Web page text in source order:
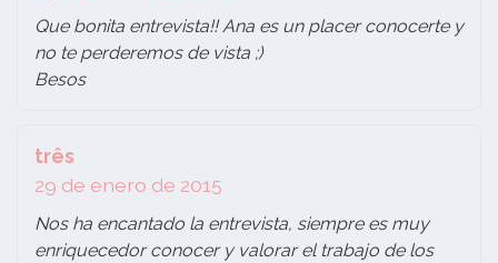
Que bonita entrevista!! Ana es un placer conocerte y
no te perderemos de vista ;)
Besos
três
29 de enero de 2015
Nos ha encantado la entrevista, siempre es muy
enriquecedor conocer y valorar el trabajo de los